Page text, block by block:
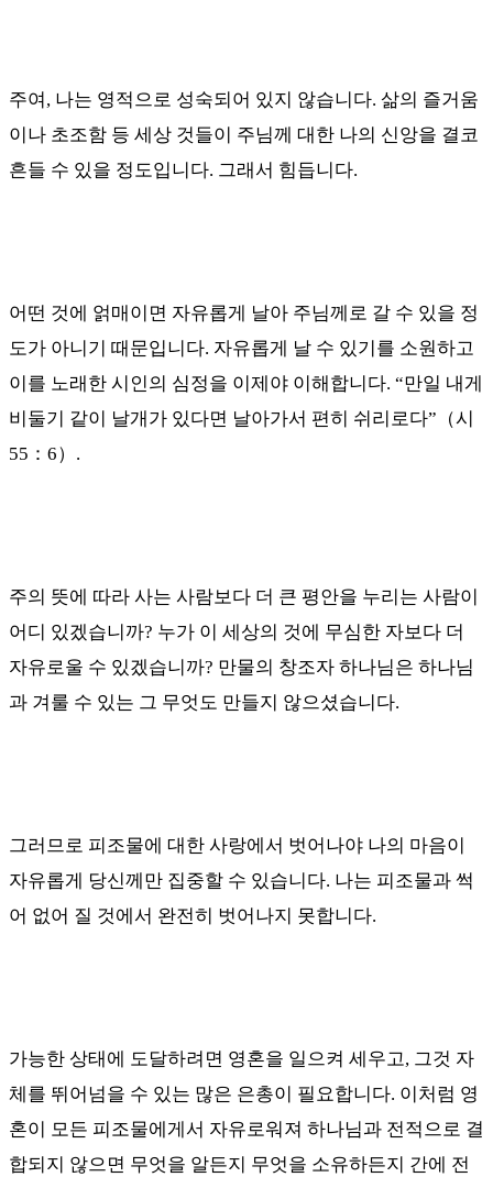
주여 , 나는 영적으로 성숙되어 있지 않습니다. 삶의 즐거움
이나 초조함 등 세상 것들이 주님께 대한 나의 신앙을 결코
흔들 수 있을 정도입니다. 그래서 힘듭니다.
어떤 것에 얽매이면 자유롭게 날아 주님께로 갈 수 있을 정
도가 아니기 때문입니다. 자유롭게 날 수 있기를 소원하고
이를 노래한 시인의 심정을 이제야 이해합니다. “만일 내게
비둘기 같이 날개가 있다면 날아가서 편히 쉬리로다” （시
55 ： 6） .
주의 뜻에 따라 사는 사람보다 더 큰 평안을 누리는 사람이
어디 있겠습니까? 누가 이 세상의 것에 무심한 자보다 더
자유로울 수 있겠습니까? 만물의 창조자 하나님은 하나님
과 겨룰 수 있는 그 무엇도 만들지 않으셨습니다.
그러므로 피조물에 대한 사랑에서 벗어나야 나의 마음이
자유롭게 당신께만 집중할 수 있습니다. 나는 피조물과 썩
어 없어 질 것에서 완전히 벗어나지 못합니다.
가능한 상태에 도달하려면 영혼을 일으켜 세우고, 그것 자
체를 뛰어넘을 수 있는 많은 은총이 필요합니다. 이처럼 영
혼이 모든 피조물에게서 자유로워져 하나님과 전적으로 결
합되지 않으면 무엇을 알든지 무엇을 소유하든지 간에 전